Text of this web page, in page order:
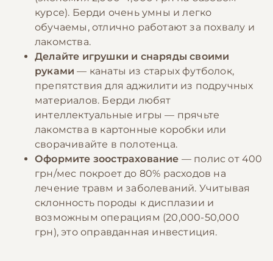
курсе). Берди очень умны и легко
обучаемы, отлично работают за похвалу и
лакомства.
Делайте игрушки и снаряды своими
руками — канаты из старых футболок,
препятствия для аджилити из подручных
материалов. Берди любят
интеллектуальные игры — прячьте
лакомства в картонные коробки или
сворачивайте в полотенца.
Оформите зоострахование — полис от 400
грн/мес покроет до 80% расходов на
лечение травм и заболеваний. Учитывая
склонность породы к дисплазии и
возможным операциям (20,000-50,000
грн), это оправданная инвестиция.